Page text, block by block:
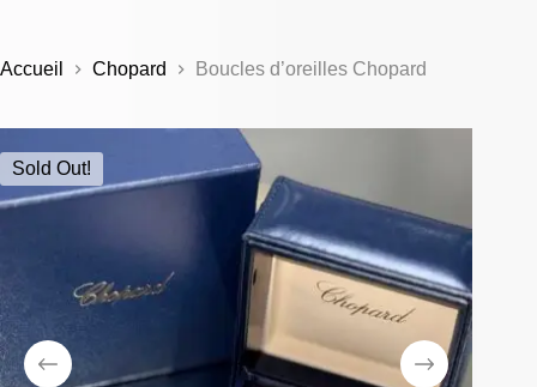
Accueil Chopard Boucles d’oreilles Chopard
Sold Out!